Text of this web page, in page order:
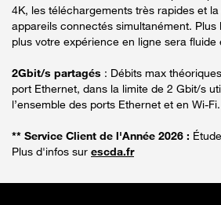
4K, les téléchargements très rapides et
appareils connectés simultanément. Plus
plus votre expérience en ligne sera fluide
2Gbit/s partagés : Débits max
port Ethernet, dans la limite de 2 Gbit/s
l’ensemble des ports Ethernet et en Wi-Fi.
** Service Client de l'Année 2026 :
Plus d'infos sur escda.fr